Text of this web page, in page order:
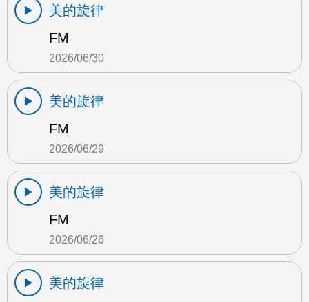
美的旋律
FM
2026/06/30
美的旋律
FM
2026/06/29
美的旋律
FM
2026/06/26
美的旋律